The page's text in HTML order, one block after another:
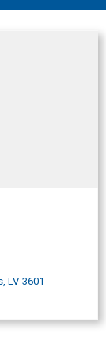
LV-3601